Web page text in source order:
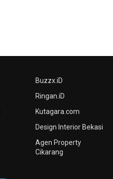
Buzzx.iD
Ringan.iD
Kutagara.com
Design Interior Bekasi
Agen Property
Cikarang